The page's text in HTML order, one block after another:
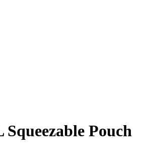
Squeezable Pouch